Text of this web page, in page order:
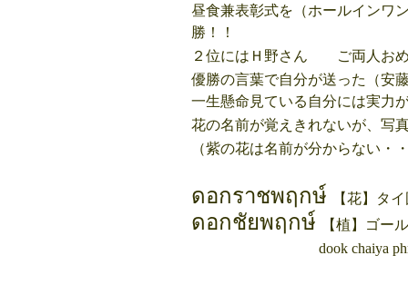
昼食兼表彰式を（ホールインワ
勝！！
２位にはＨ野さん ご両人おめ
優勝の言葉で自分が送った（安
一生懸命見ている自分には実力
花の名前が覚えきれないが、写
（紫の花は名前が分からない・
ดอกราชพฤกษ์ 【花】タ
ดอกชัยพฤกษ์
【植】ゴー
dook chaiya